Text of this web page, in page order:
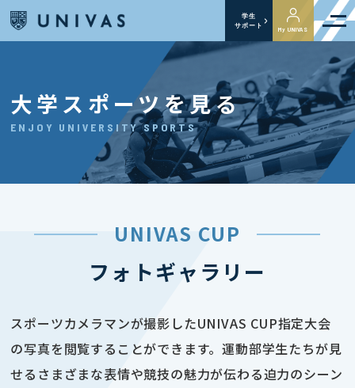
学生
サポート
My UNIVAS
大学スポーツを見る
ENJOY UNIVERSITY SPORTS
UNIVAS CUP
フォトギャラリー
スポーツカメラマンが撮影したUNIVAS CUP指定大会
の写真を閲覧することができます。運動部学生たちが見
せるさまざまな表情や競技の魅力が伝わる迫力のシーン